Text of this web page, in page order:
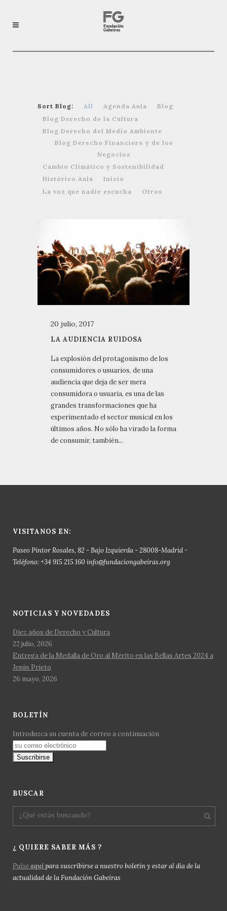
Sort Blog: All Agenda Aula
Blog
Blog Derecho de la Cultura
Blog Derecho del Medio Ambiente
Blog Derecho Financiero y de los
Negocios
Cambio Climático y Sostenibilidad
Histórico Aula
Inicio
La voz que nadie escucha
Otros
20 julio, 2017
LA AUDIENCIA RUIDOSA
La explosión del protagonismo de los
consumidores o usuarios, de una
audiencia que deja de ser mera
consumidora o usuaria, es una de las
grandes transformaciones que ha
experimentado el sector musical en los
últimos años. No sólo ha virado la forma
de consumir, también...
VISITANOS EN:
Paseo Pintor Rosales, 82 - Bajo Izquierda - 28008-Madrid ··
Teléfono: +34 915 215 160 info@fundaciongabeiras.org
NOTICIAS Y NOVEDADES
Diez años de Derecho y Cultura
22 julio, 2026
Entrega de la Medalla de Oro al Mérito en las Bellas Artes 2024 a
Jesús Prieto
26 mayo, 2026
BOLETÍN
Introduzca su cuenta de correo a continuación
BUSCAR
¿ QUIERE SABER MÁS ?
Pulseaquípara suscribirse a nuestro boletín y estar al día de la
actualidad de la Fundación Gabeiras